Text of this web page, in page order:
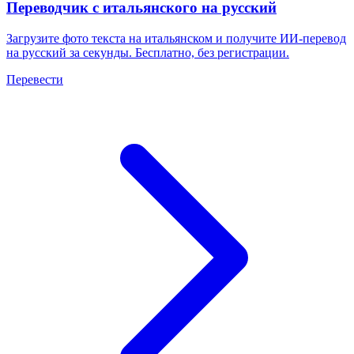
Переводчик с итальянского на русский
Загрузите фото текста на итальянском и получите ИИ-перевод
на русский за секунды. Бесплатно, без регистрации.
Перевести